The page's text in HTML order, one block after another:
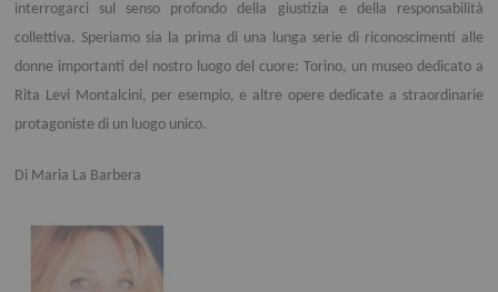
interrogarci sul senso profondo della giustizia e della responsabilità
collettiva. Speriamo sia la prima di una lunga serie di riconoscimenti alle
donne importanti del nostro luogo del cuore: Torino, un museo dedicato a
Rita Levi Montalcini, per esempio, e altre opere dedicate a straordinarie
protagoniste di un luogo unico.
Di Maria La Barbera